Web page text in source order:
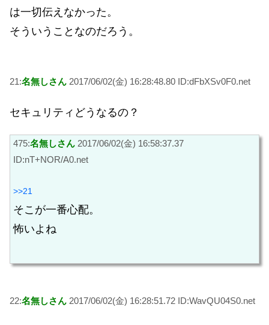
は一切伝えなかった。
そういうことなのだろう。
21:名無しさん 2017/06/02(金) 16:28:48.80 ID:dFbXSv0F0.net
セキュリティどうなるの？
475:名無しさん 2017/06/02(金) 16:58:37.37
ID:nT+NOR/A0.net
>>21
そこが一番心配。
怖いよね
22:名無しさん 2017/06/02(金) 16:28:51.72 ID:WavQU04S0.net